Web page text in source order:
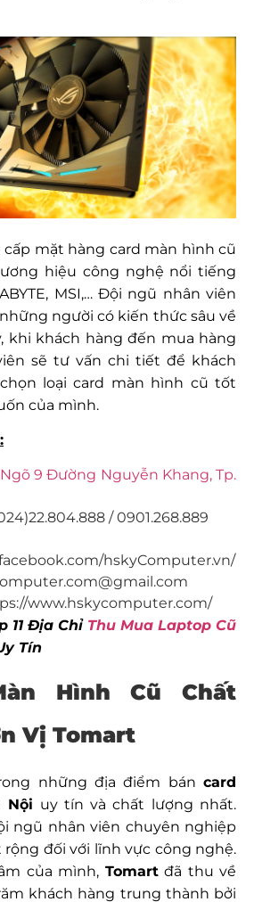
mặt hàng card màn hình cũ
hiệu công nghệ nổi tiếng
MSI,… Đội ngũ nhân viên
người có kiến thức sâu về
khi khách hàng đến mua hàng
sẽ tư vấn chi tiết để khách
loại card màn hình cũ tốt
của mình.
Ngõ 9 Đường Nguyễn Khang, Tp.
/ 0901.268.889
hskyComputer.vn/
www.hskycomputer.com/
11 Địa Chỉ Thu Mua Laptop Cũ
Tín
Hình Cũ Chất
Vị Tomart
những địa điểm bán card
Nội uy tín và chất lượng nhất.
ngũ nhân viên chuyên nghiệp
rộng đối với lĩnh vực công nghệ.
của mình, Tomartđã thu về
khách hàng trung thành bởi